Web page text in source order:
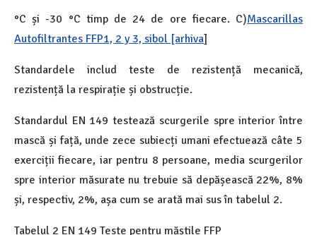
°C și -30 °C timp de 24 de ore fiecare. C)Mascarillas
Autofiltrantes FFP1, 2 y 3, sibol [arhiva]
Standardele includ teste de rezistență mecanică,
rezistență la respirație și obstrucție.
Standardul EN 149 testează scurgerile spre interior între
mască și față, unde zece subiecți umani efectuează câte 5
exerciții fiecare, iar pentru 8 persoane, media scurgerilor
spre interior măsurate nu trebuie să depășească 22%, 8%
și, respectiv, 2%, așa cum se arată mai sus în tabelul 2.
Tabelul 2 EN 149 Teste pentru măștile FFP